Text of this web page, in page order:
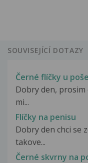
SOUVISEJÍCÍ DOTAZY
Černé flíčky u
Dobry den,
mi...
Flíčky na penisu
Dobry den chci se
takove...
Černé skvrny na